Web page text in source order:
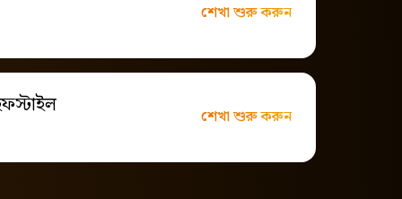
শেখা শুরু করুন
শেখা শুরু করুন